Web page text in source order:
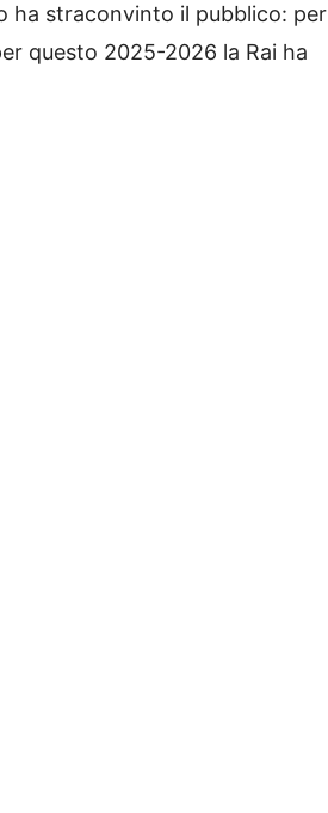
ha straconvinto il pubblico: per
questo 2025-2026 la Rai ha